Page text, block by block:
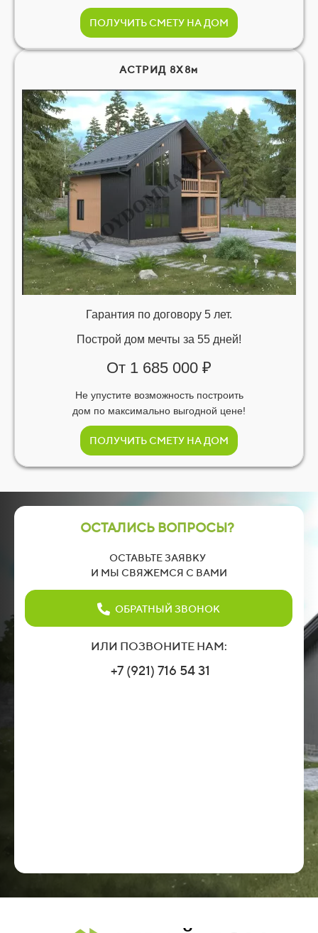
ПОЛУЧИТЬ СМЕТУ НА ДОМ
АСТРИД 8Х8м
Гарантия по договору 5 лет.
Построй дом мечты за 55 дней!
От 1 685 000 ₽
Не упустите возможность построить
дом по максимально выгодной цене!
ПОЛУЧИТЬ СМЕТУ НА ДОМ
ОСТАЛИСЬ ВОПРОСЫ?
ОСТАВЬТЕ ЗАЯВКУ
И МЫ СВЯЖЕМСЯ С ВАМИ
ОБРАТНЫЙ ЗВОНОК
ИЛИ ПОЗВОНИТЕ НАМ:
+7 (921) 716 54 31